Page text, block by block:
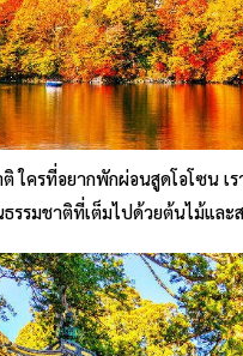
ใครที่อยากพักผ่อนสูดโอโซน
รรมชาติที่เต็มไปด้วยต้นไม้แล